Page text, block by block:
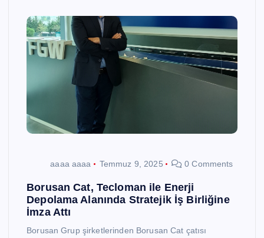
aaaa aaaa Temmuz 9, 2025 0 Comments
Borusan Cat, Tecloman ile Enerji
Depolama Alanında Stratejik İş Birliğine
İmza Attı
Borusan Grup şirketlerinden Borusan Cat çatısı